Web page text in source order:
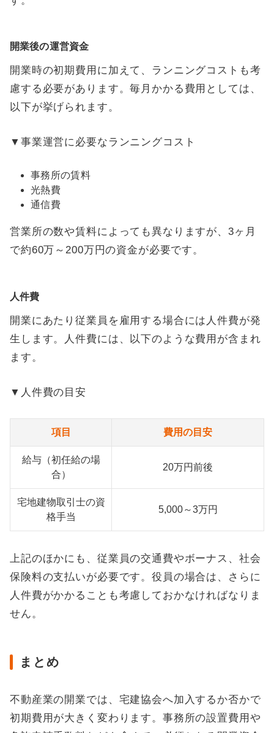
開業後の運営資金
開業時の初期費用に加えて、ランニングコストも考
慮する必要があります。毎月かかる費用としては、
以下が挙げられます。
▼事業運営に必要なランニングコスト
事務所の賃料
光熱費
通信費
営業所の数や賃料によっても異なりますが、3ヶ月
で約60万～200万円の資金が必要です。
人件費
開業にあたり従業員を雇用する場合には人件費が発
生します。人件費には、以下のような費用が含まれ
ます。
▼人件費の目安
項目 費用の目安
給与（初任給の場
合）
20万円前後
宅地建物取引士の資
格手当
5,000～3万円
上記のほかにも、従業員の交通費やボーナス、社会
保険料の支払いが必要です。役員の場合は、さらに
人件費がかかることも考慮しておかなければなりま
せん。
まとめ
不動産業の開業では、宅建協会へ加入するか否かで
初期費用が大きく変わります。事務所の設置費用や